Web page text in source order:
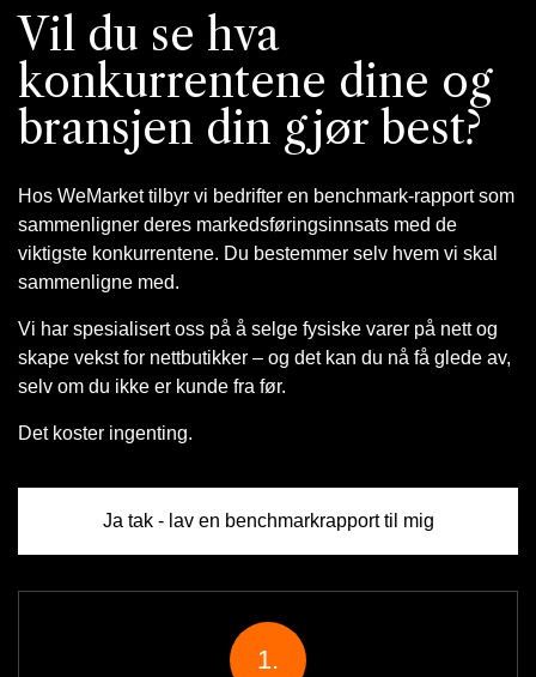
Vil du se hva
konkurrentene dine og
bransjen din gjør best?
Hos WeMarket tilbyr vi bedrifter en benchmark-rapport som
sammenligner deres markedsføringsinnsats med de
viktigste konkurrentene. Du bestemmer selv hvem vi skal
sammenligne med.
Vi har spesialisert oss på å selge fysiske varer på nett og
skape vekst for nettbutikker – og det kan du nå få glede av,
selv om du ikke er kunde fra før.
Det koster ingenting.
Ja tak - lav en benchmarkrapport til mig
1.